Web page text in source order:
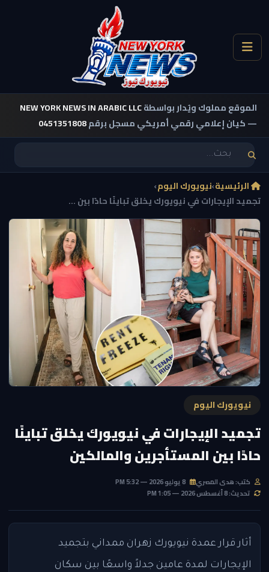
الموقع مملوك ويُدار بواسطةNEW YORK NEWS IN ARABIC LLC
— كيان إعلامي رقمي أمريكي مسجل برقم0451351808
الرئيسية›نيويورك اليوم›
تجميد الإيجارات في نيويورك يخلق تباينًا حادًا بين ...
نيويورك اليوم
تجميد الإيجارات في نيويورك يخلق تباينًا
حادًا بين المستأجرين والمالكين
كتب: هدى المصري
تحديث: 8 أغسطس 2026 — 1:05 PM
أثار قرار عمدة نيويورك زهران ممداني بتجميد
الإيجارات لمدة عامين جدلاً واسعًا بين سكان